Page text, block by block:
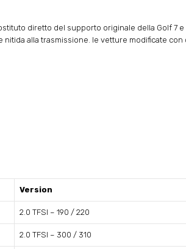
diretto del supporto originale della Golf 7 e
alla trasmissione. le vetture modificate con
Version
2.0 TFSI – 190 / 220
2.0 TFSI – 300 / 310